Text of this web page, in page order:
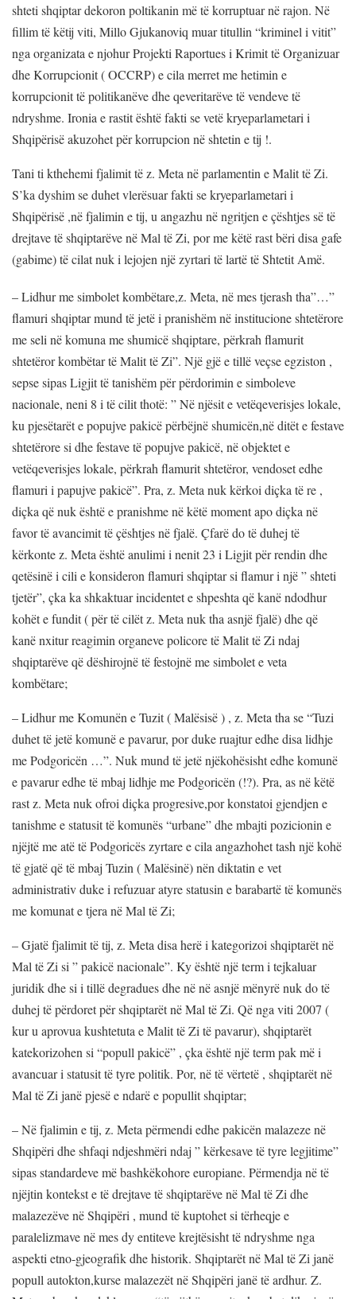
shteti shqiptar dekoron poltikanin më të korruptuar në rajon. Në
fillim të këtij viti, Millo Gjukanoviq muar titullin “kriminel i vitit”
nga organizata e njohur Projekti Raportues i Krimit të Organizuar
dhe Korrupcionit ( OCCRP) e cila merret me hetimin e
korrupcionit të politikanëve dhe qeveritarëve të vendeve të
ndryshme. Ironia e rastit është fakti se vetë kryeparlametari i
Shqipërisë akuzohet për korrupcion në shtetin e tij !.
Tani ti kthehemi fjalimit të z. Meta në parlamentin e Malit të Zi.
S’ka dyshim se duhet vlerësuar fakti se kryeparlametari i
Shqipërisë ,në fjalimin e tij, u angazhu në ngritjen e çështjes së të
drejtave të shqiptarëve në Mal të Zi, por me këtë rast bëri disa gafe
(gabime) të cilat nuk i lejojen një zyrtari të lartë të Shtetit Amë.
– Lidhur me simbolet kombëtare,z. Meta, në mes tjerash tha”…”
flamuri shqiptar mund të jetë i pranishëm në institucione shtetërore
me seli në komuna me shumicë shqiptare, përkrah flamurit
shtetëror kombëtar të Malit të Zi”. Një gjë e tillë veçse egziston ,
sepse sipas Ligjit të tanishëm për përdorimin e simboleve
nacionale, neni 8 i të cilit thotë: ” Në njësit e vetëqeverisjes lokale,
ku pjesëtarët e popujve pakicë përbëjnë shumicën,në ditët e festave
shtetërore si dhe festave të popujve pakicë, në objektet e
vetëqeverisjes lokale, përkrah flamurit shtetëror, vendoset edhe
flamuri i papujve pakicë”. Pra, z. Meta nuk kërkoi diçka të re ,
diçka që nuk është e pranishme në këtë moment apo diçka në
favor të avancimit të çështjes në fjalë. Çfarë do të duhej të
kërkonte z. Meta është anulimi i nenit 23 i Ligjit për rendin dhe
qetësinë i cili e konsideron flamuri shqiptar si flamur i një ” shteti
tjetër”, çka ka shkaktuar incidentet e shpeshta që kanë ndodhur
kohët e fundit ( për të cilët z. Meta nuk tha asnjë fjalë) dhe që
kanë nxitur reagimin organeve policore të Malit të Zi ndaj
shqiptarëve që dëshirojnë të festojnë me simbolet e veta
kombëtare;
– Lidhur me Komunën e Tuzit ( Malësisë ) , z. Meta tha se “Tuzi
duhet të jetë komunë e pavarur, por duke ruajtur edhe disa lidhje
me Podgoricën …”. Nuk mund të jetë njëkohësisht edhe komunë
e pavarur edhe të mbaj lidhje me Podgoricën (!?). Pra, as në këtë
rast z. Meta nuk ofroi diçka progresive,por konstatoi gjendjen e
tanishme e statusit të komunës “urbane” dhe mbajti pozicionin e
njëjtë me atë të Podgoricës zyrtare e cila angazhohet tash një kohë
të gjatë që të mbaj Tuzin ( Malësinë) nën diktatin e vet
administrativ duke i refuzuar atyre statusin e barabartë të komunës
me komunat e tjera në Mal të Zi;
– Gjatë fjalimit të tij, z. Meta disa herë i kategorizoi shqiptarët në
Mal të Zi si ” pakicë nacionale”. Ky është një term i tejkaluar
juridik dhe si i tillë degradues dhe në në asnjë mënyrë nuk do të
duhej të përdoret për shqiptarët në Mal të Zi. Që nga viti 2007 (
kur u aprovua kushtetuta e Malit të Zi të pavarur), shqiptarët
katekorizohen si “popull pakicë” , çka është një term pak më i
avancuar i statusit të tyre politik. Por, në të vërtetë , shqiptarët në
Mal të Zi janë pjesë e ndarë e popullit shqiptar;
– Në fjalimin e tij, z. Meta përmendi edhe pakicën malazeze në
Shqipëri dhe shfaqi ndjeshmëri ndaj ” kërkesave të tyre legjitime”
sipas standardeve më bashkëkohore europiane. Përmendja në të
njëjtin kontekst e të drejtave të shqiptarëve në Mal të Zi dhe
malazezëve në Shqipëri , mund të kuptohet si tërheqje e
paralelizmave në mes dy entiteve krejtësisht të ndryshme nga
aspekti etno-gjeografik dhe historik. Shqiptarët në Mal të Zi janë
popull autokton,kurse malazezët në Shqipëri janë të ardhur. Z.